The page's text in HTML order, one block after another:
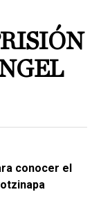
conocer el